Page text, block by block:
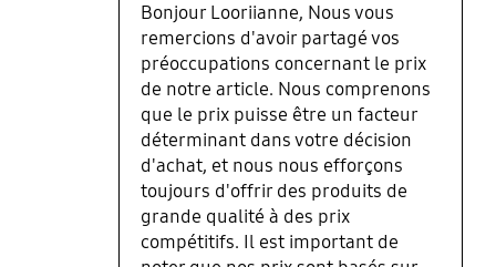
Bonjour Looriianne, Nous vous
remercions d'avoir partagé vos
préoccupations concernant le prix
de notre article. Nous comprenons
que le prix puisse être un facteur
déterminant dans votre décision
d'achat, et nous nous efforçons
toujours d'offrir des produits de
grande qualité à des prix
compétitifs. Il est important de